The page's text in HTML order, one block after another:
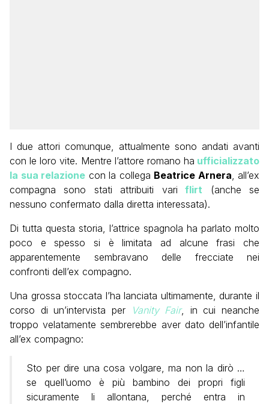
I due attori comunque, attualmente sono andati avanti
con le loro vite. Mentre l’attore romano ha ufficializzato
la sua relazione con la collega Beatrice Arnera , all’ex
compagna sono stati attribuiti vari flirt (anche se
nessuno confermato dalla diretta interessata).
Di tutta questa storia, l’attrice spagnola ha parlato molto
poco e spesso si è limitata ad alcune frasi che
apparentemente sembravano delle frecciate nei
confronti dell’ex compagno.
Una grossa stoccata l’ha lanciata ultimamente, durante il
corso di un’intervista per
Vanity Fair, in cui neanche
troppo velatamente sembrerebbe aver dato dell’infantile
all’ex compagno:
Sto per dire una cosa volgare, ma non la dirò …
se quell’uomo è più bambino dei propri figli
sicuramente li allontana, perché entra in